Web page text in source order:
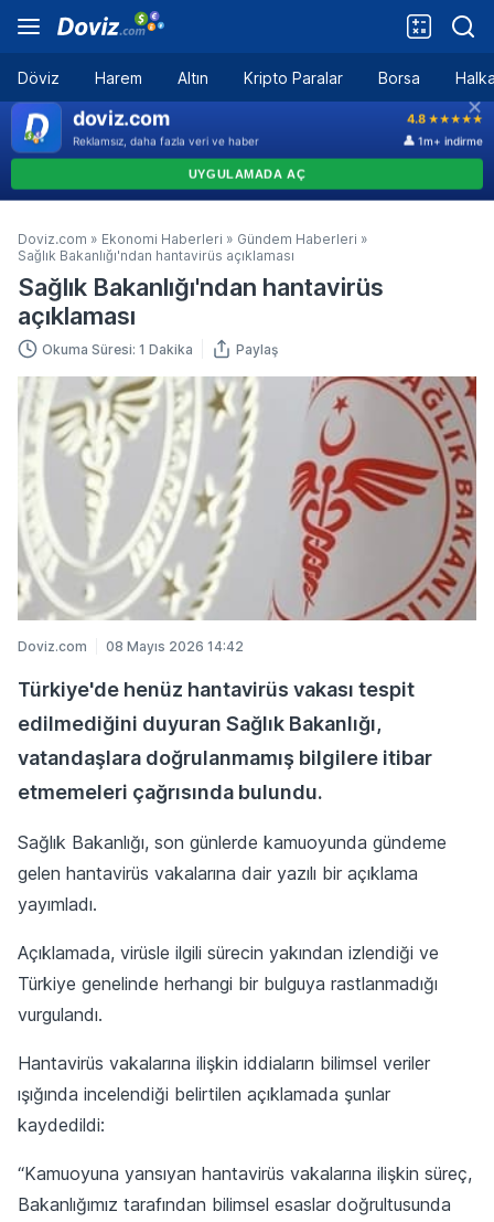
Döviz Harem Altın Kripto Paralar Borsa
Doviz.com » Ekonomi Haberleri » Gündem Haberleri »
Sağlık Bakanlığı'ndan hantavirüs açıklaması
Sağlık Bakanlığı'ndan hantavirüs
açıklaması
Okuma Süresi: 1 Dakika Paylaş
Doviz.com 08 Mayıs 2026 14:42
Türkiye'de henüz hantavirüs vakası tespit
edilmediğini duyuran Sağlık Bakanlığı,
vatandaşlara doğrulanmamış bilgilere itibar
etmemeleri çağrısında bulundu.
Sağlık Bakanlığı, son günlerde kamuoyunda gündeme
gelen hantavirüs vakalarına dair yazılı bir açıklama
yayımladı.
Açıklamada, virüsle ilgili sürecin yakından izlendiği ve
Türkiye genelinde herhangi bir bulguya rastlanmadığı
vurgulandı.
Hantavirüs vakalarına ilişkin iddiaların bilimsel veriler
ışığında incelendiği belirtilen açıklamada şunlar
kaydedildi:
“Kamuoyuna yansıyan hantavirüs vakalarına ilişkin süreç,
Bakanlığımız tarafından bilimsel esaslar doğrultusunda